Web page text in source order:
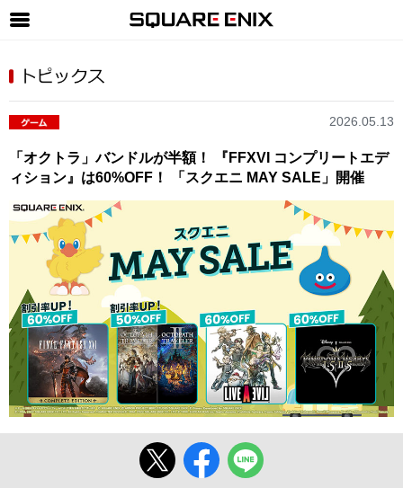
マガジン＆ブックス
ミュージック
ストア
メンバーズ
動画
コラム
会社情報 採用情報
SQUARE ENIX サイト内検索
「オクトラ」バンドルが半額！ 『FFXVI コンプリートエデ
ィション』は60%OFF！ 「スクエニ MAY SALE」開催
2026.05.13